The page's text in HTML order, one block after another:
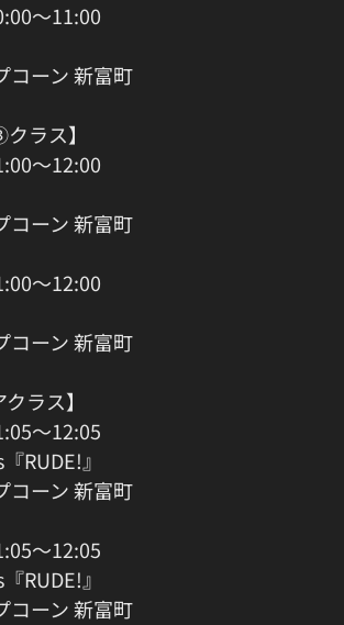
〜11:00
ーン 新富町
ラス】
〜12:00
ーン 新富町
〜12:00
ーン 新富町
ラス】
〜12:05
RUDE!』
ーン 新富町
〜12:05
RUDE!』
ーン 新富町